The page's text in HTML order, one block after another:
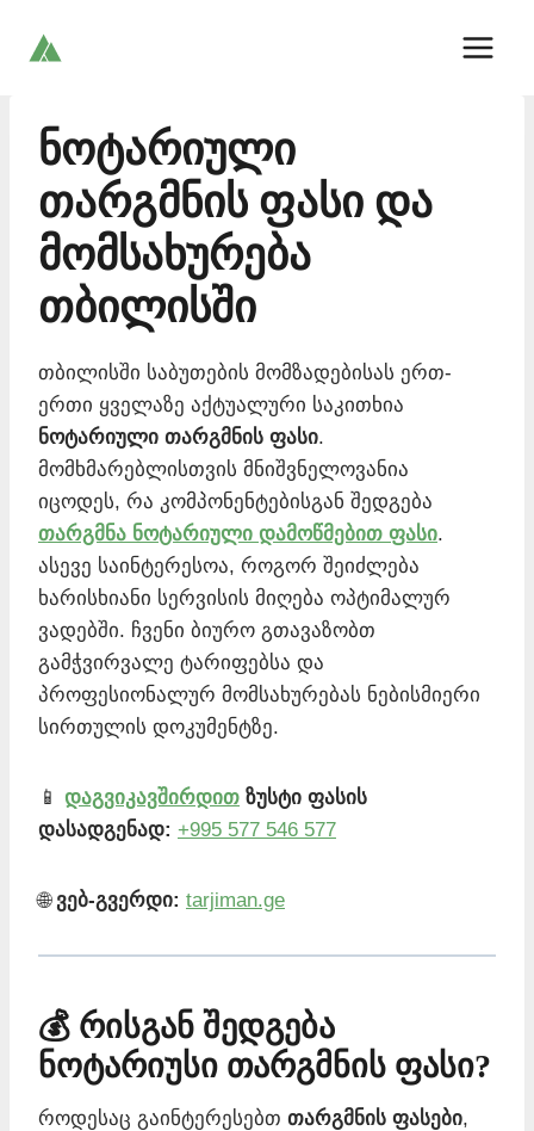
ნოტარიული
თარგმნის ფასი და
მომსახურება
თბილისში
თბილისში საბუთების მომზადებისას ერთ-
ერთი ყველაზე აქტუალური საკითხია
ნოტარიული თარგმნის ფასი.
მომხმარებლისთვის მნიშვნელოვანია
იცოდეს, რა კომპონენტებისგან შედგება
თარგმნა ნოტარიული დამოწმებით ფასი.
ასევე საინტერესოა, როგორ შეიძლება
ხარისხიანი სერვისის მიღება ოპტიმალურ
ვადებში. ჩვენი ბიურო გთავაზობთ
გამჭვირვალე ტარიფებსა და
პროფესიონალურ მომსახურებას ნებისმიერი
სირთულის დოკუმენტზე.
📱 დაგვიკავშირდით ზუსტი ფასის
დასადგენად: +995 577 546 577
🌐 ვებ-გვერდი: tarjiman.ge
💰 რისგან შედგება
ნოტარიუსი თარგმნის ფასი?
როდესაც გაინტერესებთ თარგმნის ფასები,